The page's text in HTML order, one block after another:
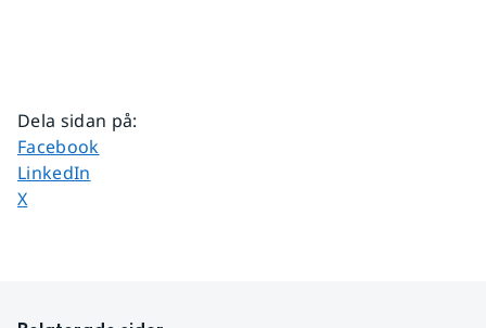
Dela sidan på:
Dela sidan på
Facebook
Dela sidan på
LinkedIn
Dela sidan på
X